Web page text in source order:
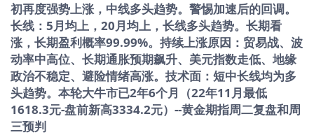
头趋势。25年3月涨跌幅：10.12%。2024年涨跌幅：27.39%
（东财数据） 2、macd：日线金叉第5日、周线金叉第11周、
月线2023年3月以来持续金叉。（经验：日线金叉，20均上，
20均走平或向上大概率会迎来一波上涨。经验：周线金叉行情
往往更持久） 3、神奇9转（日线低9作用大）：日线：高6，周
线：高6，月线：高9后1月。 4、SKDJ指标：日K值90左右，周
线K值88左右，月线K值92左右。（日线调整中：SKDJ低位金叉
特别是低位金叉底背离是判断短线见底的重要信号）（牛市
中：周SKDJ高位横盘钝化是常态。周线、月级调整中：低位金
初再度强势上涨，中线多头趋势。警惕加速后的回调。
长线：5月均上，20月均上，长线多头趋势。长期看
涨，长期盈利概率99.99%。持续上涨原因：贸易战、波
动率中高位、长期通胀预期飙升、美元指数走低、地缘
政治不稳定、避险情绪高涨。技术面：短中长线均为多
头趋势。本轮大牛市已2年6个月（22年11月最低
1618.3元-盘前新高3334.2元）--黄金期指周二复盘和周
三预判